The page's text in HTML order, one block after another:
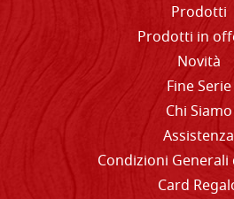
Prodotti
Prodotti in
Novità
Fine Serie
Chi Siamo
Assistenza
Condizioni Generali
Card